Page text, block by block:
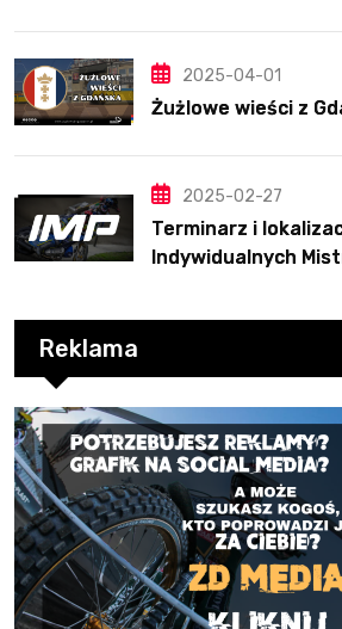
2025-04-01
Żużlowe wieści z
2025-02-27
Terminarz i
Indywidualnych
Reklama